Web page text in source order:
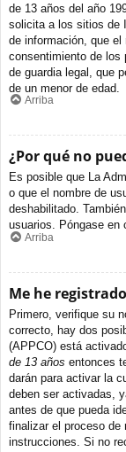
de 13 años del año
solicita a los sitios de
de información, que
consentimiento de los
de guardia legal, que
de un menor de edad.
Arriba
¿Por qué no
Es posible que La
o que el nombre de
deshabilitado.
usuarios. Póngase en
Arriba
Me he
Primero, verifique su
correcto, hay dos
(APPCO) está
de 13 años entonces
darán para activar la
deben ser activadas,
antes de que pueda
finalizar el proceso de
instrucciones. Si no